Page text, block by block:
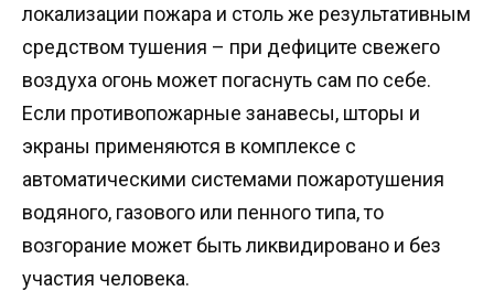
локализации пожара и столь же результативным
средством тушения – при дефиците свежего
воздуха огонь может погаснуть сам по себе.
Если противопожарные занавесы, шторы и
экраны применяются в комплексе с
автоматическими системами пожаротушения
водяного, газового или пенного типа, то
возгорание может быть ликвидировано и без
участия человека.